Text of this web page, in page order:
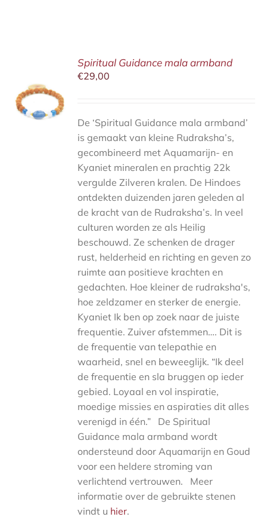
Spiritual Guidance mala armband
€29,00
De ‘Spiritual Guidance mala armband’
is gemaakt van kleine Rudraksha’s,
gecombineerd met Aquamarijn- en
Kyaniet mineralen en prachtig 22k
vergulde Zilveren kralen. De Hindoes
ontdekten duizenden jaren geleden al
de kracht van de Rudraksha’s. In veel
culturen worden ze als Heilig
beschouwd. Ze schenken de drager
rust, helderheid en richting en geven zo
ruimte aan positieve krachten en
gedachten. Hoe kleiner de rudraksha's,
hoe zeldzamer en sterker de energie.
Kyaniet Ik ben op zoek naar de juiste
frequentie. Zuiver afstemmen…. Dit is
de frequentie van telepathie en
waarheid, snel en beweeglijk. “Ik deel
de frequentie en sla bruggen op ieder
gebied. Loyaal en vol inspiratie,
moedige missies en aspiraties dit alles
verenigd in één.” De Spiritual
Guidance mala armband wordt
ondersteund door Aquamarijn en Goud
voor een heldere stroming van
verlichtend vertrouwen. Meer
informatie over de gebruikte stenen
vindt u hier.